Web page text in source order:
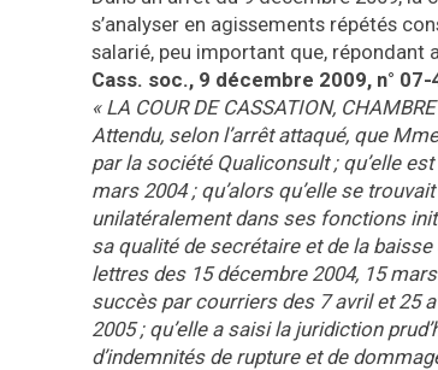
s’analyser en agissements répétés
salarié, peu important que, répondant
Cass. soc., 9 décembre 2009, n° 07-
« LA COUR DE CASSATION,
Attendu, selon l’arrêt attaqué, que
par la société Qualiconsult ; qu’elle
mars 2004 ; qu’alors qu’elle se
unilatéralement dans ses fonctions
sa qualité de secrétaire et de la
lettres des 15 décembre 2004, 15
succès par courriers des 7 avril et 25
2005 ; qu’elle a saisi la juridiction
d’indemnités de rupture et de